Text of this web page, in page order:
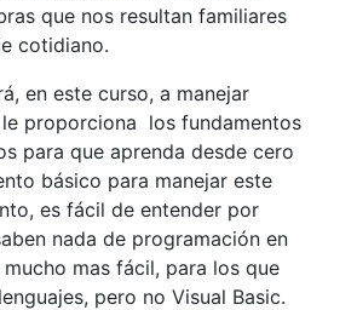
que nos resultan familiares
cotidiano.
en este curso, a manejar
le proporciona los fundamentos
para que aprenda desde cero
básico para manejar este
es fácil de entender por
nada de programación en
mas fácil, para los que
pero no Visual Basic.